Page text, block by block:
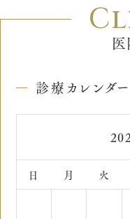
診療カレンダー
日 月 火